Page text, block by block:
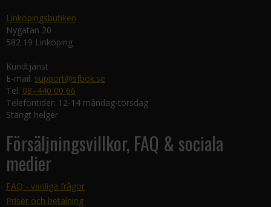
Linköpingsbutiken
Nygatan 20
582 19 Linköping
Kundtjänst
E-mail: support@sfbok.se
Tel: 08–440 00 66
Telefontider: 12-14 måndag-torsdag
Stängt helger
Försäljningsvillkor, FAQ & sociala
medier
FAQ - vanliga frågor
Priser och betalning